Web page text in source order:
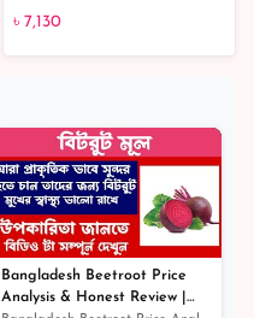
৳ 7,130
MIRACLE
৳ 7,130
Bangladesh Beetroot Price
Analysis & Honest Review |